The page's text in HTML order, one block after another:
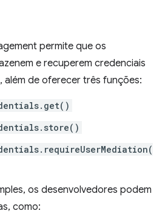
permite que os
e recuperem credenciais
além de oferecer três funções:
os desenvolvedores podem
como: